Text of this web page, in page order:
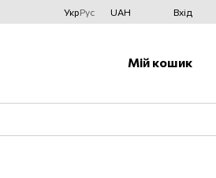
УкрРус UAH Вхід
Мій кошик